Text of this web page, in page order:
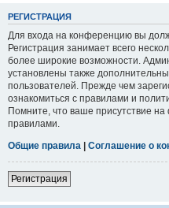
РЕГИСТРАЦИЯ
Для входа на конференцию вы
Регистрация занимает всего
более широкие возможности.
установлены также
пользователей. Прежде чем
ознакомиться с правилами и
Помните, что ваше присутствие
правилами.
Общие правила | Соглашение о
Регистрация